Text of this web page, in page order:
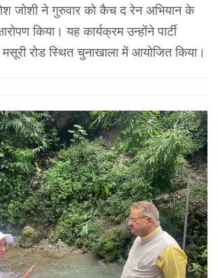
जोशी ने गुरुवार को कैच द रेन अभियान के
किया। यह कार्यक्रम उन्होंने पार्टी
रोड स्थित चुनाखाला में आयोजित किया।